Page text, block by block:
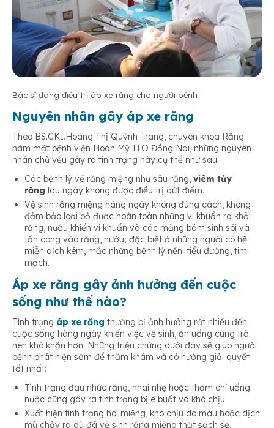
Bác sĩ đang điều trị áp xe răng cho người bệnh
Nguyên nhân gây áp xe răng
Theo BS.CKI.Hoàng Thị Quỳnh Trang, chuyên khoa Răng
hàm mặt bệnh viện Hoàn Mỹ ITO Đồng Nai, những nguyên
nhân chủ yếu gây ra tình trạng này cụ thể như sau:
Các bệnh lý về răng miệng như sâu răng, viêm tủy
răng lâu ngày không được điều trị dứt điểm.
Vệ sinh răng miệng hàng ngày không đúng cách, không
đảm bảo loại bỏ được hoàn toàn những vi khuẩn ra khỏi
răng, nướu khiến vi khuẩn và các mảng bám sinh sôi và
tấn công vào răng, nướu; đặc biệt ở những người có hệ
miễn dịch kém, mắc những bệnh lý nền: tiểu đường, tim
mạch.
Áp xe răng gây ảnh hưởng đến cuộc
sống như thế nào?
Tình trạng áp xe răng thường bị ảnh hưởng rất nhiều đến
cuộc sống hàng ngày khiến việc vệ sinh, ăn uống cũng trở
nên khó khăn hơn. Những triệu chứng dưới đây sẽ giúp người
bệnh phát hiện sớm để thăm khám và có hướng giải quyết
tốt nhất:
Tình trạng đau nhức răng, nhai nhẹ hoặc thậm chí uống
nước cũng gây ra tình trạng bị ê buốt và khó chịu
Xuất hiện tình trạng hôi miệng, khó chịu do máu hoặc dịch
mủ chảy ra dù đã vệ sinh răng miệng thật sạch sẽ.